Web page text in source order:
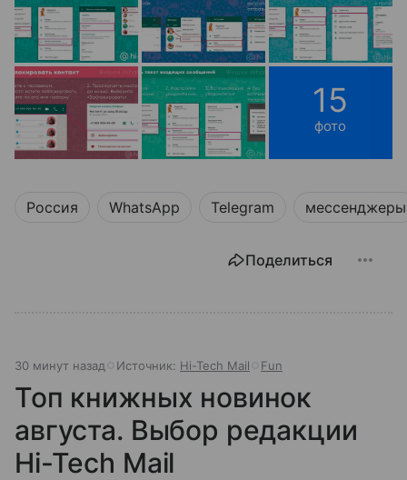
15
фото
Россия WhatsApp Telegram мессенджеры
Поделиться
30 минут назад Источник: Hi-Tech Mail Fun
Топ книжных новинок
августа. Выбор редакции
Hi-Tech Mail